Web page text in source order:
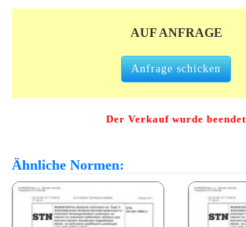
AUF ANFRAGE
Anfrage schicken
Der Verkauf wurde beendet
Ähnliche Normen: